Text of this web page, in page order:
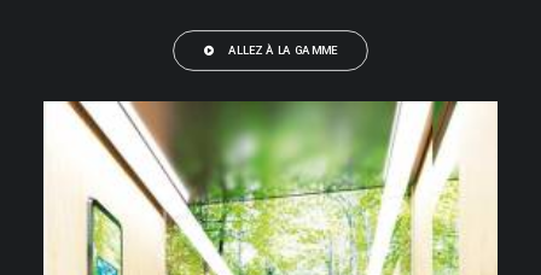
ALLEZ À LA GAMME